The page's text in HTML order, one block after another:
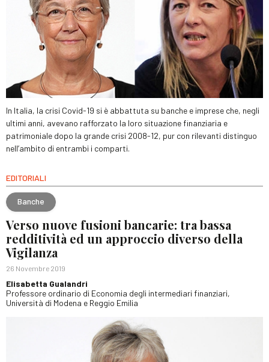
In Italia, la crisi Covid-19 si è abbattuta su banche e imprese che, negli
ultimi anni, avevano rafforzato la loro situazione finanziaria e
patrimoniale dopo la grande crisi 2008-12, pur con rilevanti distinguo
nell’ambito di entrambi i comparti.
EDITORIALI
Banche
Verso nuove fusioni bancarie: tra bassa
redditività ed un approccio diverso della
Vigilanza
26 Novembre 2019
Elisabetta Gualandri
Professore ordinario di Economia degli intermediari finanziari,
Università di Modena e Reggio Emilia